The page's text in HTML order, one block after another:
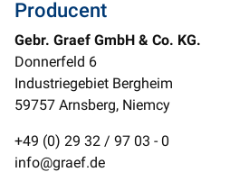
Producent
Gebr. Graef GmbH & Co. KG.
Donnerfeld 6
Industriegebiet Bergheim
59757 Arnsberg, Niemcy
+49 (0) 29 32 / 97 03 - 0
info@graef.de